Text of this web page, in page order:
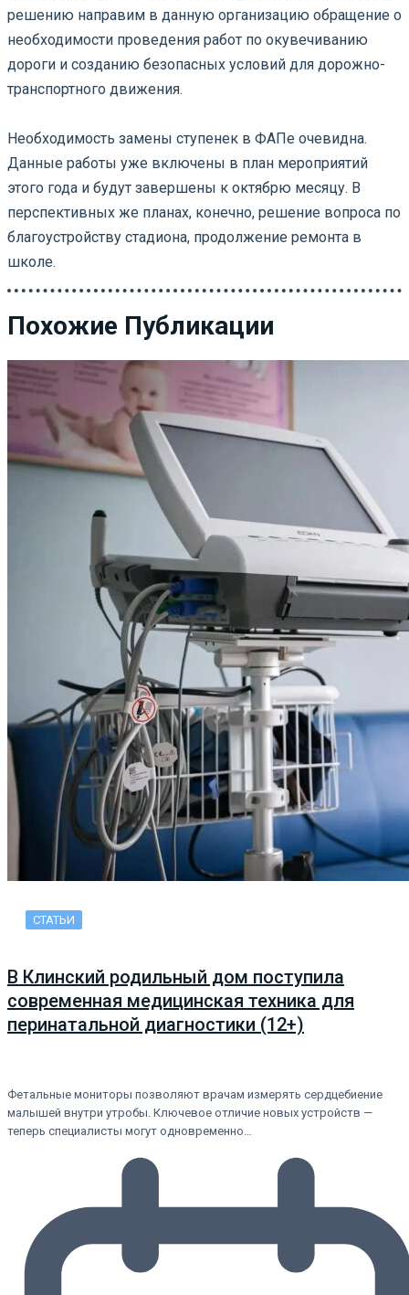
решению направим в данную организацию обращение о
необходимости проведения работ по окувечиванию
дороги и созданию безопасных условий для дорожно-
транспортного движения.
Необходимость замены ступенек в ФАПе очевидна.
Данные работы уже включены в план мероприятий
этого года и будут завершены к октябрю месяцу. В
перспективных же планах, конечно, решение вопроса по
благоустройству стадиона, продолжение ремонта в
школе.
Похожие Публикации
СТАТЬИ
В Клинский родильный дом поступила
современная медицинская техника для
перинатальной диагностики (12+)
Фетальные мониторы позволяют врачам измерять сердцебиение
малышей внутри утробы. Ключевое отличие новых устройств —
теперь специалисты могут одновременно…